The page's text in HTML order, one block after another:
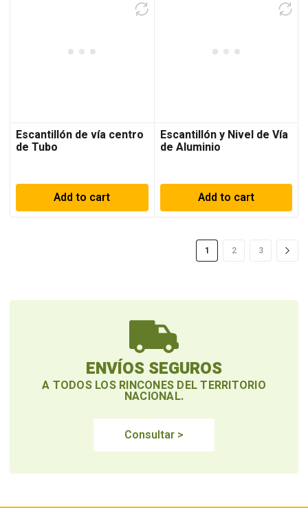
Escantillón de vía centro
de Tubo
Add to cart
Escantillón y Nivel de Vía
de Aluminio
Add to cart
1 2 3
ENVÍOS SEGUROS
A TODOS LOS RINCONES DEL TERRITORIO
NACIONAL.
Consultar >